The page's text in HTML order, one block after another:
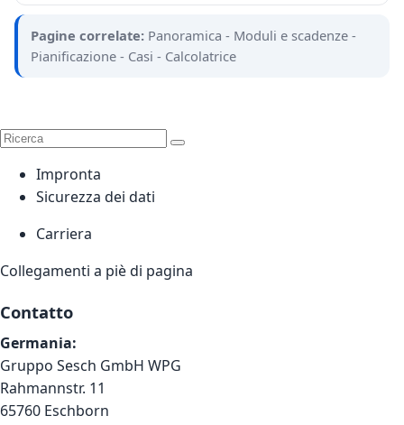
Pagine correlate: Panoramica - Moduli e scadenze -
Pianificazione - Casi - Calcolatrice
Impronta
Sicurezza dei dati
Carriera
Collegamenti a piè di pagina
Contatto
Germania:
Gruppo Sesch GmbH WPG
Rahmannstr. 11
65760 Eschborn